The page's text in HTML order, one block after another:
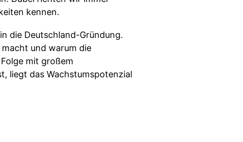
kennen.
die Deutschland-Gründung.
und warum die
mit großem
liegt das Wachstumspotenzial